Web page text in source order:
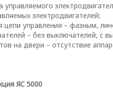
управляемого
электродвигателей;
цепи управления – фазным,
– без выключателей, с
на двери – отсутствие
ЯС 5000